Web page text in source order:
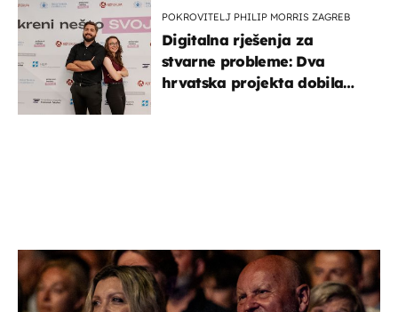
POKROVITELJ PHILIP MORRIS ZAGREB
Digitalna rješenja za
stvarne probleme: Dva
hrvatska projekta dobila